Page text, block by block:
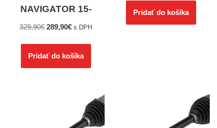
NAVIGATOR 15-
329,90€ 289,90€ s DPH
Pridať do košíka
Pridať do košíka